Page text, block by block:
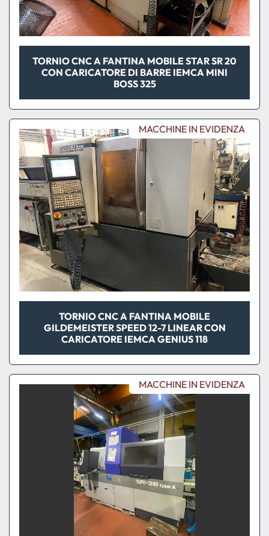
TORNIO CNC A FANTINA MOBILE STAR SR 20
CON CARICATORE DI BARRE IEMCA MINI
BOSS 325
MACCHINE IN EVIDENZA
TORNIO CNC A FANTINA MOBILE
GILDEMEISTER SPEED 12-7 LINEAR CON
CARICATORE IEMCA GENIUS 118
MACCHINE IN EVIDENZA